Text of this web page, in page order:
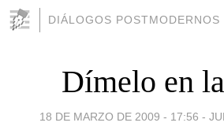
DIÁLOGOS POSTMODERNOS
Dímelo en
18 DE MARZO DE 2009 - 17:56 -